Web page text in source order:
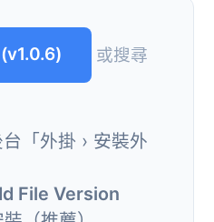
或搜尋
「外掛 › 安裝外
File Version